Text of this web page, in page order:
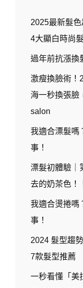
2025最新髮
4大顯白時尚
過年前抗漲換
激瘦換臉術！
海一秒換張臉
salon
我適合漂髮嗎
事！
漂髮初體驗｜
去的奶茶色
我適合燙捲嗎
事！
2024 髮型趨
7款髮型推薦
一秒看懂「美